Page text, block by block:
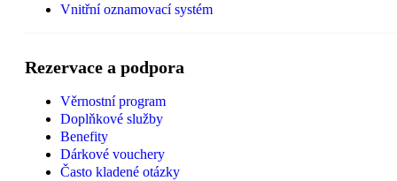
Vnitřní oznamovací systém
Rezervace a podpora
Věrnostní program
Doplňkové služby
Benefity
Dárkové vouchery
Často kladené otázky